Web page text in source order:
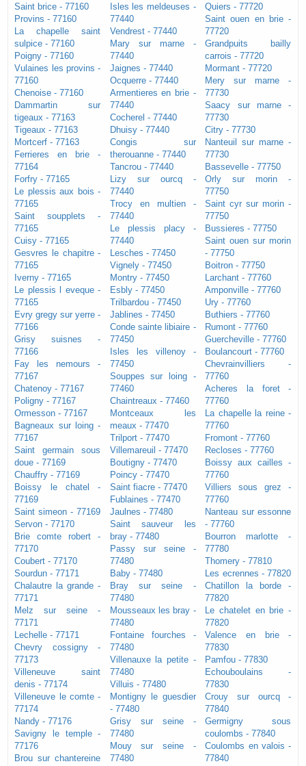
Saint brice - 77160
Provins - 77160
La chapelle saint
sulpice - 77160
Poigny - 77160
Vulaines les provins -
77160
Chenoise - 77160
Dammartin sur
tigeaux - 77163
Tigeaux - 77163
Mortcerf - 77163
Ferrieres en brie -
77164
Forfry - 77165
Le plessis aux bois -
77165
Saint soupplets -
77165
Cuisy - 77165
Gesvres le chapitre -
77165
Iverny - 77165
Le plessis l eveque -
77165
Evry gregy sur yerre -
77166
Grisy suisnes -
77166
Fay les nemours -
77167
Chatenoy - 77167
Poligny - 77167
Ormesson - 77167
Bagneaux sur loing -
77167
Saint germain sous
doue - 77169
Chauffry - 77169
Boissy le chatel -
77169
Saint simeon - 77169
Servon - 77170
Brie comte robert -
77170
Coubert - 77170
Sourdun - 77171
Chalautre la grande -
77171
Melz sur seine -
77171
Lechelle - 77171
Chevry cossigny -
77173
Villeneuve saint
denis - 77174
Villeneuve le comte -
77174
Nandy - 77176
Savigny le temple -
77176
Brou sur chantereine
Isles les meldeuses -
77440
Vendrest - 77440
Mary sur marne -
77440
Jaignes - 77440
Ocquerre - 77440
Armentieres en brie -
77440
Cocherel - 77440
Dhuisy - 77440
Congis sur
therouanne - 77440
Tancrou - 77440
Lizy sur ourcq -
77440
Trocy en multien -
77440
Le plessis placy -
77440
Lesches - 77450
Vignely - 77450
Montry - 77450
Esbly - 77450
Trilbardou - 77450
Jablines - 77450
Conde sainte libiaire -
77450
Isles les villenoy -
77450
Souppes sur loing -
77460
Chaintreaux - 77460
Montceaux les
meaux - 77470
Trilport - 77470
Villemareuil - 77470
Boutigny - 77470
Poincy - 77470
Saint fiacre - 77470
Fublaines - 77470
Jaulnes - 77480
Saint sauveur les
bray - 77480
Passy sur seine -
77480
Baby - 77480
Bray sur seine -
77480
Mousseaux les bray -
77480
Fontaine fourches -
77480
Villenauxe la petite -
77480
Villuis - 77480
Montigny le guesdier
- 77480
Grisy sur seine -
77480
Mouy sur seine -
77480
Quiers - 77720
Saint ouen en brie -
77720
Grandpuits bailly
carrois - 77720
Mormant - 77720
Mery sur marne -
77730
Saacy sur marne -
77730
Citry - 77730
Nanteuil sur marne -
77730
Bassevelle - 77750
Orly sur morin -
77750
Saint cyr sur morin -
77750
Bussieres - 77750
Saint ouen sur morin
- 77750
Boitron - 77750
Larchant - 77760
Amponville - 77760
Ury - 77760
Buthiers - 77760
Rumont - 77760
Guercheville - 77760
Boulancourt - 77760
Chevrainvilliers -
77760
Acheres la foret -
77760
La chapelle la reine -
77760
Fromont - 77760
Recloses - 77760
Boissy aux cailles -
77760
Villiers sous grez -
77760
Nanteau sur essonne
- 77760
Bourron marlotte -
77780
Thomery - 77810
Les ecrennes - 77820
Chatillon la borde -
77820
Le chatelet en brie -
77820
Valence en brie -
77830
Pamfou - 77830
Echouboulains -
77830
Crouy sur ourcq -
77840
Germigny sous
coulombs - 77840
Coulombs en valois -
77840